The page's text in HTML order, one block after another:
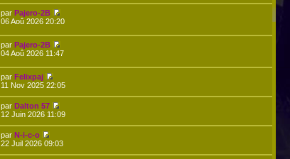
parPajero-2B
06 Aoû 2026 20:20
parPajero-2B
04 Aoû 2026 11:47
parFelixpaj
11 Nov 2025 22:05
parDalton 57
12 Juin 2026 11:09
parN-i-c-o
22 Juil 2026 09:03